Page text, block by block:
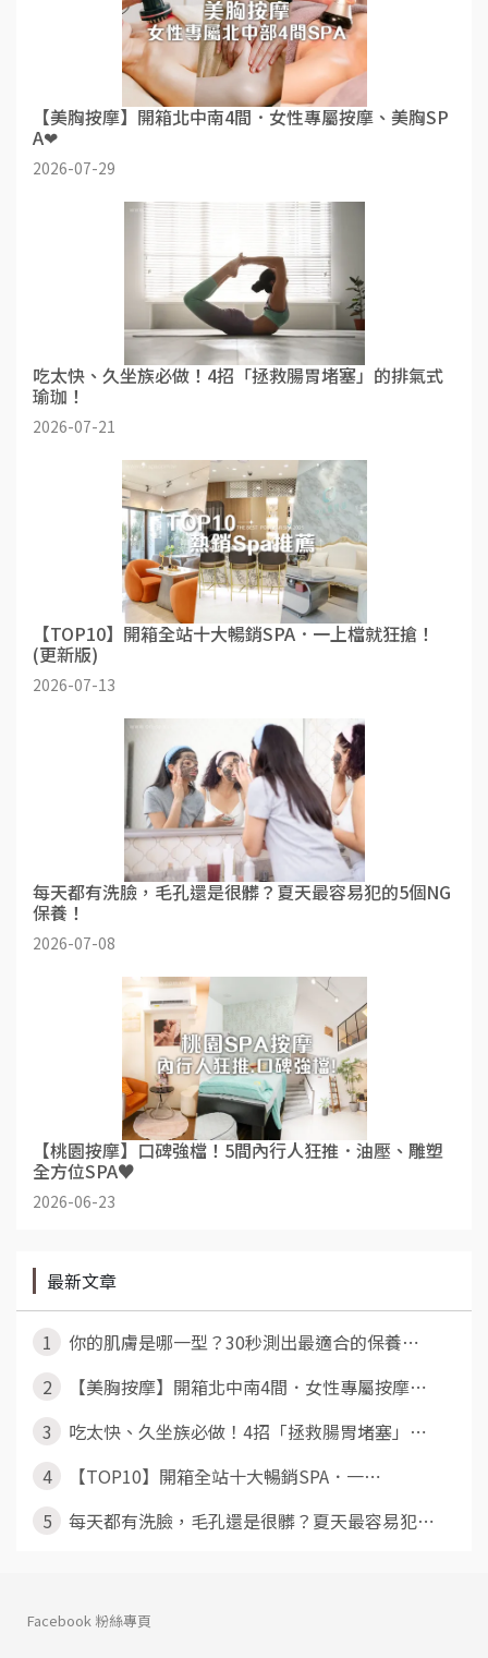
【美胸按摩】開箱北中南4間．女性專屬按摩、美胸SP
A❤
2026-07-29
吃太快、久坐族必做！4招「拯救腸胃堵塞」的排氣式
瑜珈！
2026-07-21
【TOP10】開箱全站十大暢銷SPA．一上檔就狂搶！
(更新版)
2026-07-13
每天都有洗臉，毛孔還是很髒？夏天最容易犯的5個NG
保養！
2026-07-08
【桃園按摩】口碑強檔！5間內行人狂推．油壓、雕塑
全方位SPA♥
2026-06-23
最新文章
1
你的肌膚是哪一型？30秒測出最適合的保養⋯
2
【美胸按摩】開箱北中南4間．女性專屬按摩⋯
3
吃太快、久坐族必做！4招「拯救腸胃堵塞」⋯
4
【TOP10】開箱全站十大暢銷SPA．一⋯
5
每天都有洗臉，毛孔還是很髒？夏天最容易犯⋯
Facebook 粉絲專頁